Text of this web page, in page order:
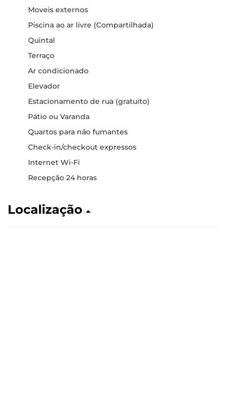
Moveis externos
Piscina ao ar livre (Compartilhada)
Quintal
Terraço
Ar condicionado
Elevador
Estacionamento de rua (gratuito)
Pátio ou Varanda
Quartos para não fumantes
Check-in/checkout expressos
Internet Wi-Fi
Recepção 24 horas
Localização